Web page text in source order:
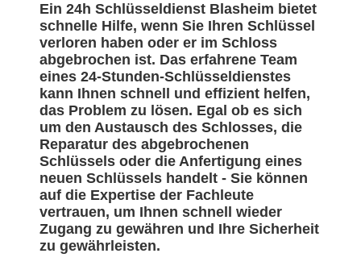
Ein 24h Schlüsseldienst Blasheim bietet
schnelle Hilfe, wenn Sie Ihren Schlüssel
verloren haben oder er im Schloss
abgebrochen ist. Das erfahrene Team
eines 24-Stunden-Schlüsseldienstes
kann Ihnen schnell und effizient helfen,
das Problem zu lösen. Egal ob es sich
um den Austausch des Schlosses, die
Reparatur des abgebrochenen
Schlüssels oder die Anfertigung eines
neuen Schlüssels handelt - Sie können
auf die Expertise der Fachleute
vertrauen, um Ihnen schnell wieder
Zugang zu gewähren und Ihre Sicherheit
zu gewährleisten.